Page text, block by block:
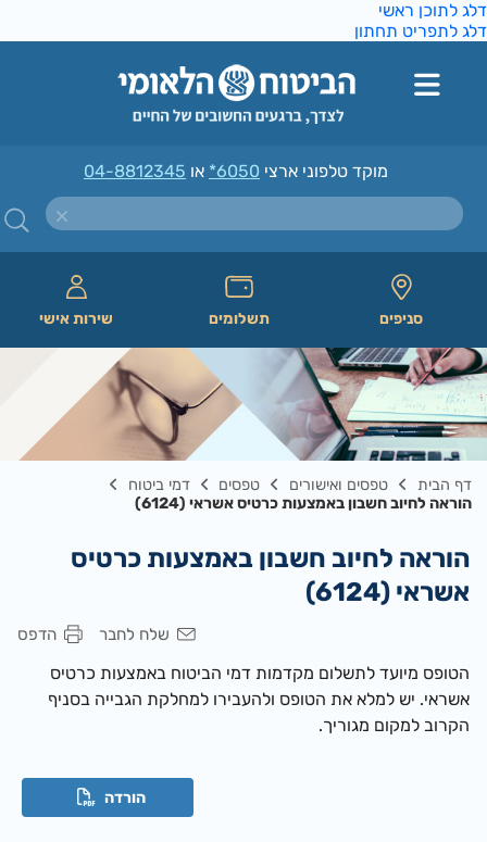
לתוכן ראשי
לתפריט תחתון
מוקד טלפוני ארצי*6050או04-8812345
סניפים תשלומים שירות אישי
דף הבית טפסים ואישורים טפסים
דמי ביטוח
הוראה לחיוב חשבון באמצעות כרטיס אשראי (6124)
הוראה לחיוב חשבון באמצעות כרטיס
אשראי (6124)
הדפס שלח לחבר
הטופס מיועד לתשלום מקדמות דמי הביטוח באמצעות כרטיס
אשראי. יש למלא את הטופס ולהעבירו למחלקת הגבייה בסניף
הקרוב למקום מגוריך.
הורדה